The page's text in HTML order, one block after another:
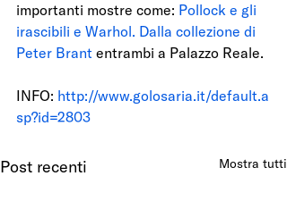
importanti mostre come: Pollock e gli
irascibili e Warhol. Dalla collezione di
Peter Brant entrambi a Palazzo Reale.
INFO: http://www.golosaria.it/default.a
sp?id=2803
Post recenti Mostra tutti